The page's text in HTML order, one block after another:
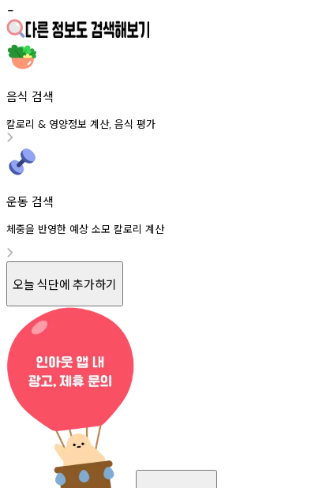
-
음식 검색
칼로리 & 영양정보 계산, 음식 평가
운동 검색
체중을 반영한 예상 소모 칼로리 계산
오늘 식단에 추가하기